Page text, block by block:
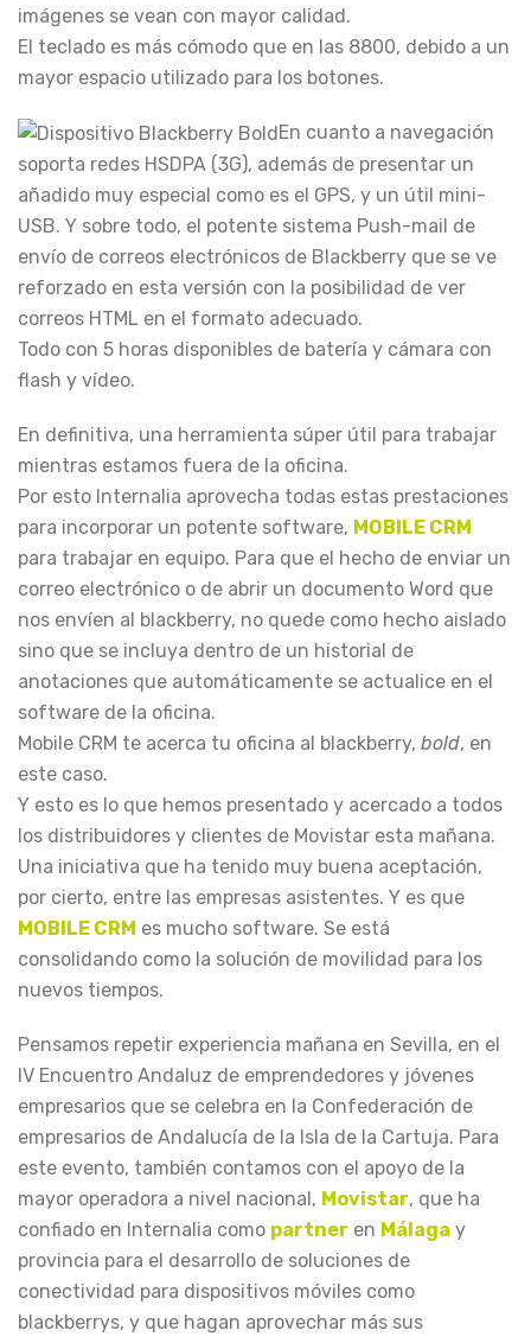
imágenes se vean con mayor calidad.
El teclado es más cómodo que en las 8800, debido a un
mayor espacio utilizado para los botones.
En cuanto a navegación
soporta redes HSDPA (3G), además de presentar un
añadido muy especial como es el GPS, y un útil mini-
USB. Y sobre todo, el potente sistema Push-mail de
envío de correos electrónicos de Blackberry que se ve
reforzado en esta versión con la posibilidad de ver
correos HTML en el formato adecuado.
Todo con 5 horas disponibles de batería y cámara con
flash y vídeo.
En definitiva, una herramienta súper útil para trabajar
mientras estamos fuera de la oficina.
Por esto Internalia aprovecha todas estas prestaciones
para incorporar un potente software, MOBILE CRM
para trabajar en equipo. Para que el hecho de enviar un
correo electrónico o de abrir un documento Word que
nos envíen al blackberry, no quede como hecho aislado
sino que se incluya dentro de un historial de
anotaciones que automáticamente se actualice en el
software de la oficina.
Mobile CRM te acerca tu oficina al blackberry, bold, en
este caso.
Y esto es lo que hemos presentado y acercado a todos
los distribuidores y clientes de Movistar esta mañana.
Una iniciativa que ha tenido muy buena aceptación,
por cierto, entre las empresas asistentes. Y es que
MOBILE CRM es mucho software. Se está
consolidando como la solución de movilidad para los
nuevos tiempos.
Pensamos repetir experiencia mañana en Sevilla, en el
IV Encuentro Andaluz de emprendedores y jóvenes
empresarios que se celebra en la Confederación de
empresarios de Andalucía de la Isla de la Cartuja. Para
este evento, también contamos con el apoyo de la
mayor operadora a nivel nacional, Movistar, que ha
confiado en Internalia como partner en Málaga y
provincia para el desarrollo de soluciones de
conectividad para dispositivos móviles como
blackberrys, y que hagan aprovechar más sus